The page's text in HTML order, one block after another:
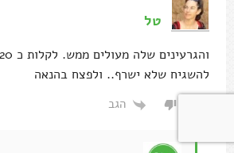
טל
להשגיח שלא ישרף.. ולפצח בהנאה
הגב